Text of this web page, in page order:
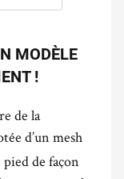
MODÈLE
!
de la
d’un mesh
de façon